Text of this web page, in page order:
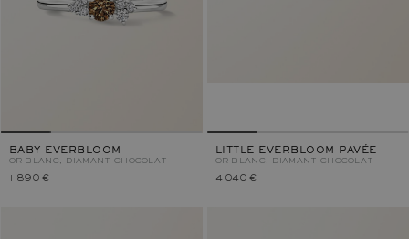
BABY EVERBLOOM
OR BLANC, DIAMANT CHOCOLAT
1 890 €
LITTLE EVERBLOOM PAVÉE
OR BLANC, DIAMANT CHOCOLAT
4 040 €